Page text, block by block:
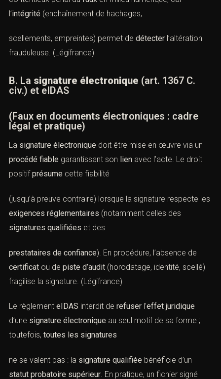
A. Principe d’équivalence probatoire
L’écrit électroniquevautpreuvecomme le papier si deux
conditions sont réunies :
del’article 1366du Code civil
l’intégrité(enchaînement de hachages,
scellements, empreintes) permet dedétecterl’altération
frauduleuse. (Légifrance)
civ.) et eIDAS
(Faux en documents électroniques : cadre
légal et pratique)
Lasignature électroniquedoit être mise en œuvre via un
procédé fiablegarantissant sonlienavec l’acte. Le droit
positifprésumecette fiabilité
(jusqu’à preuve contraire) lorsque la signature respecte
lesexigences réglementaires(notamment celles des
signatures qualifiéeset des
prestataires de confiance). En procédure, l’absence de
certificatou depiste d’audit (horodatage, identité,